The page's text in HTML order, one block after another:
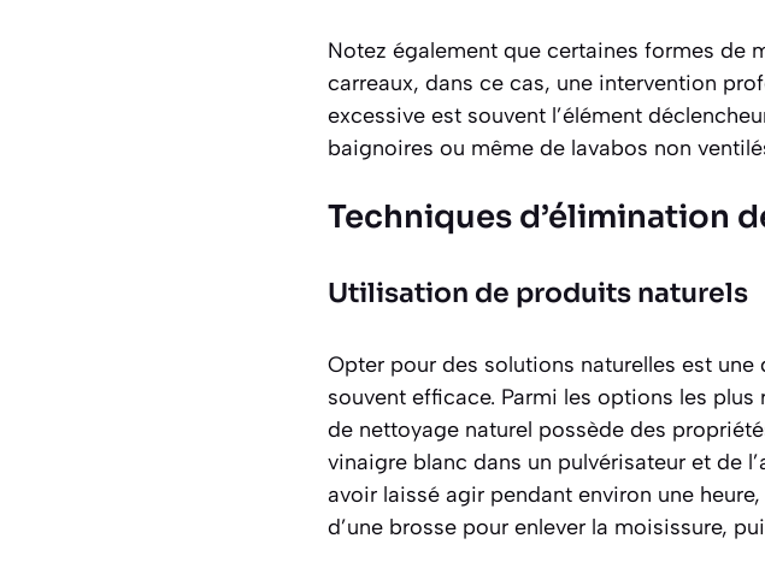
Notez également que certaines formes de
carreaux, dans ce cas, une intervention
excessive est souvent l’élément
baignoires ou même de lavabos non
Techniques d’élimination
Utilisation de produits naturels
Opter pour des solutions naturelles est
souvent efficace. Parmi les options les
de nettoyage naturel possède des
vinaigre blanc dans un pulvérisateur et de
avoir laissé agir pendant environ une
d’une brosse pour enlever la moisissure,